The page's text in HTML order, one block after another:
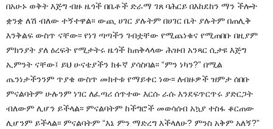
በአሁኑ ወቅት እጅግ ብዙ ዜጎች በቤቶች ድራማ ገጸ ባሕርይ በእከደከን ማን ችሎት
ቋንቋ ለሽ ብለው ተኝተዋል፡፡ ውጪ ሀገር ያሉትም በሀገር ቤት ያሉትም በጠሊቅ
እንቅልፍ ውስጥ ናቸው፡፡ የነገ ጣጣችን ገብቷቸው የሚጨነቁና የሚጠበቡ በዚያም
ምክንያት ያለ ዕረፍት የሚታትሩ ዜጎች ከጠቅላላው ሕዝብ አንጻር ሲታዩ እጅግ
ኢምንት ናቸው፤ ይህ ሁናቴያችን ክፉኛ ያሳስባል፡፡ “ምን ነካን?” በሚል
ጤንነታችንንም ጥያቄ ውስጥ መክተቱ የማይቀር ነው፡፡ ለብዙዎች ዝምታ ሰበቡ
ምናልባትም ሁሉንም ነገር ለፈጣሪ ሰጥተው እርሱ ራሱ እንደፍጥርጥሩ ያድርጋት
ብለውም ሊሆን ይችላል፡፡ ምናልባትም ከችግሮች መወሳሰብ አኳያ ተስፋ ቆርጠው
ሊሆንም ይችላል፡፡ ምናልባትም “እኔ ምን ማድረግ እችላለሁ? ምንስ አቅም አለኝ?”